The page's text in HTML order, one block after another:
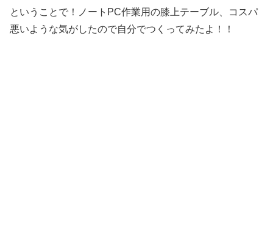
ということで！ノートPC作業用の膝上テーブル、コスパ
悪いような気がしたので自分でつくってみたよ！！